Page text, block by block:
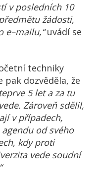
v posledních 10
tu žádosti,
e–mailu,“uvádí se
techniky
pak dozvěděla, že
5let a za tu
. Zároveň sdělil,
v případech,
od svého
kdyproti
vede soudní